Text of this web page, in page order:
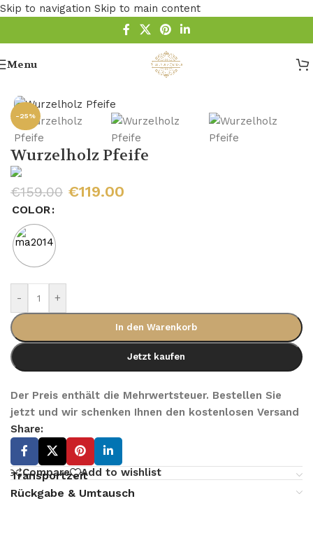
Skip to navigation Skip to main content
Menu
/Bruyere Pfeifen
-25%
Wurzelholz Pfeife
€159.00 €119.00
COLOR
- +
In den Warenkorb
Jetzt kaufen
Der Preis enthält die Mehrwertsteuer. Bestellen Sie
jetzt und wir schenken Ihnen den kostenlosen Versand
Share:
Compare Add to wishlist
Transportzeit
Rückgabe & Umtausch